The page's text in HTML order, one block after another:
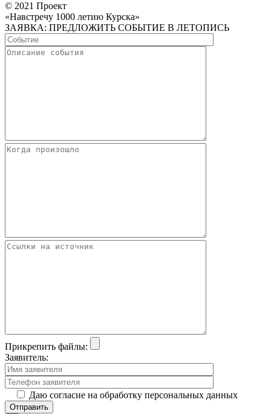
© 2021 Проект
«Навстречу 1000 летию Курска»
ЗАЯВКА: ПРЕДЛОЖИТЬ СОБЫТИЕ В ЛЕТОПИСЬ
Прикрепить файлы:
Заявитель:
Даю согласие на обработку персональных данных